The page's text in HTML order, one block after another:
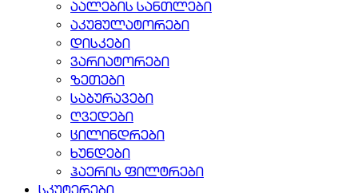
აალების სანთლები
აკუმულატორები
დისკები
ვარიატორები
ზეთები
საბურავები
ღვედები
ცილინდრები
ხუნდები
ჰაერის ფილტრები